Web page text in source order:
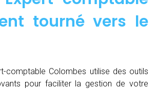
tourné vers le
comptable Colombes utilise des outils
pour faciliter la gestion de votre